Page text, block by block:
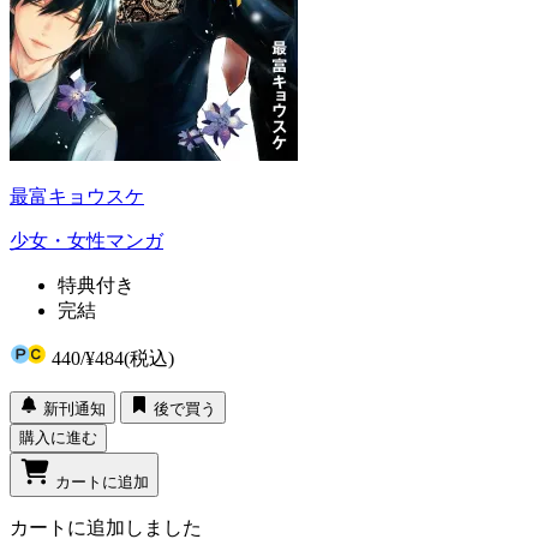
最富キョウスケ
少女・女性マンガ
特典付き
完結
440/¥484(税込)
新刊通知
後で買う
購入に進む
カートに追加
カートに追加しました